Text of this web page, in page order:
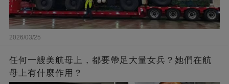
2026/03/25
任何一艘美航母上，都要帶足大量女兵？她們在航
母上有什麼作用？